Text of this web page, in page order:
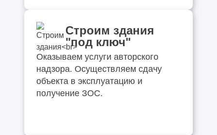
Строим здания
"под ключ"
Оказываем услуги авторского
надзора. Осуществляем сдачу
объекта в эксплуатацию и
получение ЗОС.